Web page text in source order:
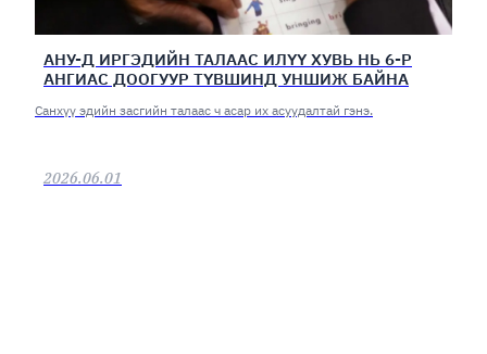
АНУ-Д ИРГЭДИЙН ТАЛААС ИЛҮҮ ХУВЬ НЬ 6-Р
АНГИАС ДООГУУР ТҮВШИНД УНШИЖ БАЙНА
Санхүү эдийн засгийн талаас ч асар их асуудалтай гэнэ.
2026.06.01